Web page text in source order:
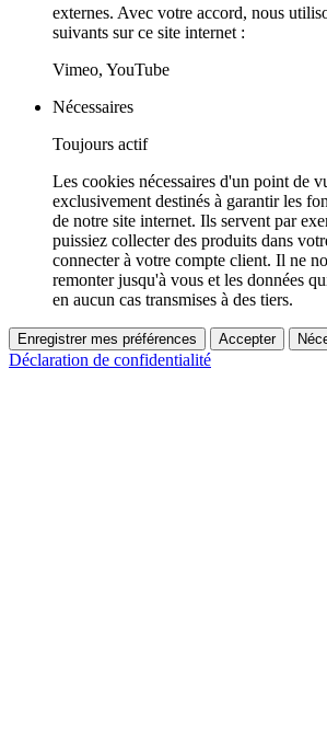
externes. Avec votre accord, nous
suivants sur ce site internet :
Vimeo, YouTube
Nécessaires
Toujours actif
Les cookies nécessaires d'un point de
exclusivement destinés à garantir les
de notre site internet. Ils servent par
puissiez collecter des produits dans
connecter à votre compte client. Il ne
remonter jusqu'à vous et les données
en aucun cas transmises à des tiers.
Enregistrer mes préférences Accepter
Déclaration de confidentialité